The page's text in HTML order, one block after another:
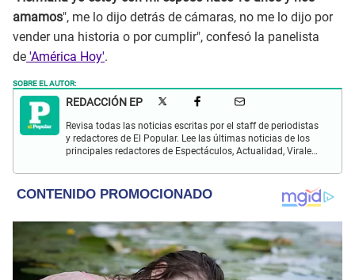
amamos", me lo dijo detrás de cámaras, no me lo dijo por
vender una historia o por cumplir", confesó la panelista
de 'América Hoy'.
SOBRE EL AUTOR:
REDACCIÓN EP
Revisa todas las noticias escritas por el staff de periodistas
y redactores de El Popular. Lee las últimas noticias de los
principales redactores de Espectáculos, Actualidad, Virales,